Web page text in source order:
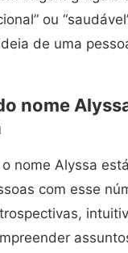
ou
de uma
nome
nome Alyssa
com esse